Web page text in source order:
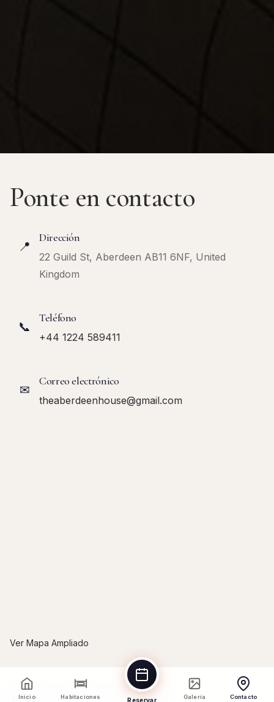
Ponte en contacto
📍
Dirección
22 Guild St, Aberdeen AB11 6NF, United
Kingdom
📞
Teléfono
+44 1224 589411
✉
Correo electrónico
theaberdeenhouse@gmail.com
Ver Mapa Ampliado
Inicio Habitaciones Reservar Galería Contacto